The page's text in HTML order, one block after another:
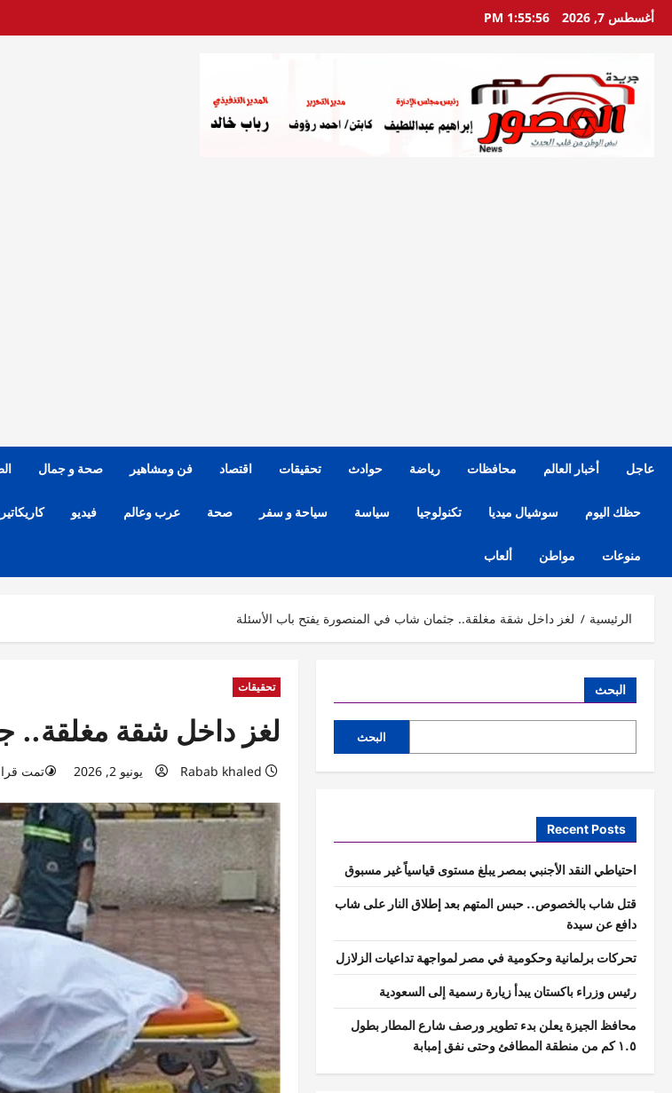
تخطيأغسطس 7, 2026 1:55:57 PM
عاجل أخبار العالم محافظات رياضة حوادث تحقيقات اقتصاد فن ومشاهير صحة و جمال
حظك اليوم سوشيال ميديا تكنولوجيا سياسة سياحة و سفر صحة عرب وعالم فيديو كاريكاتير
منوعات مواطن ألعاب
الرئيسية لغز داخل شقة مغلقة.. جثمان شاب في المنصورة يفتح باب الأسئلة
تحقيقات
لغز داخل شقة مغلقة..
Rabab khaled يونيو 2, 2026 تمت قراءة 1
البحث
البحث
Recent Posts
احتياطي النقد الأجنبي بمصر يبلغ مستوى قياسياً غير مسبوق
قتل شاب بالخصوص.. حبس المتهم بعد إطلاق النار على شاب
دافع عن سيدة
تحركات برلمانية وحكومية في مصر لمواجهة تداعيات الزلازل
رئيس وزراء باكستان يبدأ زيارة رسمية إلى السعودية
محافظ الجيزة يعلن بدء تطوير ورصف شارع المطار بطول
١.٥ كم من منطقة المطافئ وحتى نفق إمبابة